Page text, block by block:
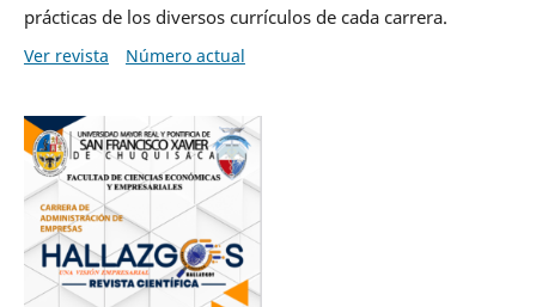
prácticas de los diversos currículos de cada carrera.
Ver revista Número actual